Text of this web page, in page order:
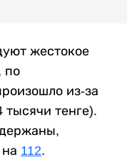
жестокое
по
из-за
тысячи тенге).
112.